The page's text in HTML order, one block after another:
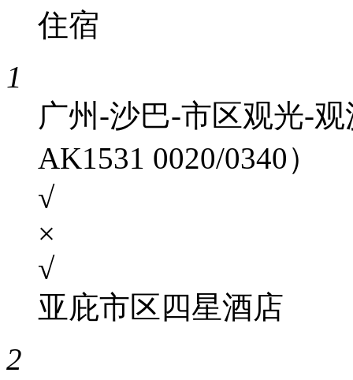
住宿
1
广州-沙巴-市区观光-
AK1531 0020/0340）
√
×
√
亚庇市区四星酒店
2